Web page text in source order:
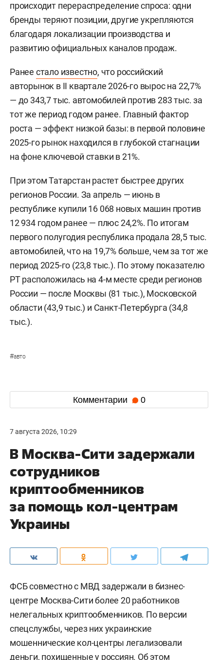
происходит перераспределение спроса: одни
бренды теряют позиции, другие укрепляются
благодаря локализации производства и
развитию официальных каналов продаж.
Ранее стало известно, что российский
авторынок в II квартале 2026-го вырос на 22,7%
— до 343,7 тыс. автомобилей против 283 тыс. за
тот же период годом ранее. Главный фактор
роста — эффект низкой базы: в первой половине
2025-го рынок находился в глубокой стагнации
на фоне ключевой ставки в 21%.
При этом Татарстан растет быстрее других
регионов России. За апрель — июнь в
республике купили 16 068 новых машин против
12 934 годом ранее — плюс 24,2%. По итогам
первого полугодия республика продала 28,5 тыс.
автомобилей, что на 19,7% больше, чем за тот же
период 2025-го (23,8 тыс.). По этому показателю
РТ расположилась на 4-м месте среди регионов
России — после Москвы (81 тыс.), Московской
области (43,9 тыс.) и Санкт-Петербурга (34,8
тыс.).
#авто
Комментарии 0
7 августа 2026, 10:29
В Москва-Сити задержали
сотрудников
криптообменников
за помощь кол-центрам
Украины
ФСБ совместно с МВД задержали в бизнес-
центре Москва-Сити более 20 работников
нелегальных криптообменников. По версии
спецслужбы, через них украинские
мошеннические кол-центры легализовали
деньги, похищенные у россиян. Об этом